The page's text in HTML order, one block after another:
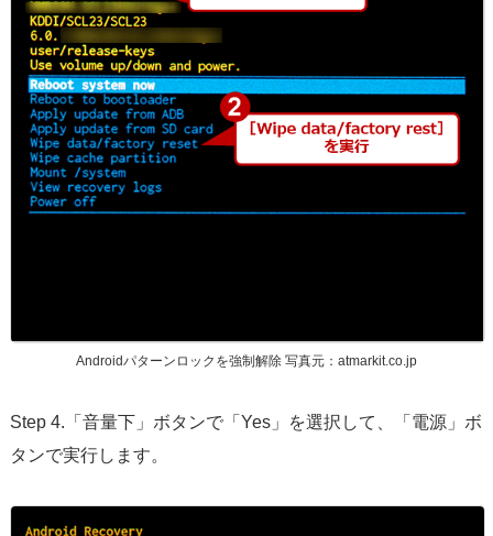
Androidパターンロックを強制解除 写真元：atmarkit.co.jp
Step 4.「音量下」ボタンで「Yes」を選択して、「電源」ボ
タンで実行します。